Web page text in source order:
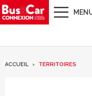
ACCUEIL TERRITOIRES